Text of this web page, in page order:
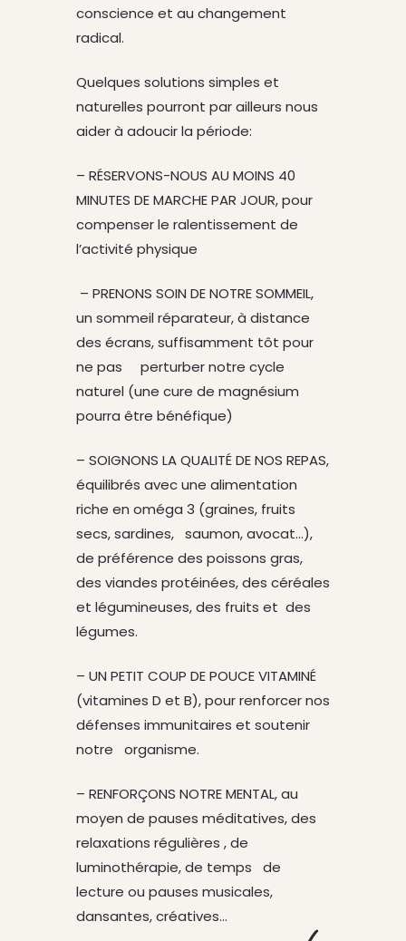
conscience et au changement
radical.
Quelques solutions simples et
naturelles pourront par ailleurs nous
aider à adoucir la période:
– RÉSERVONS-NOUS AU MOINS 40
MINUTES DE MARCHE PAR JOUR, pour
compenser le ralentissement de
l’activité physique
– PRENONS SOIN DE NOTRE SOMMEIL,
un sommeil réparateur, à distance
des écrans, suffisamment tôt pour
ne pas perturber notre cycle
naturel (une cure de magnésium
pourra être bénéfique)
– SOIGNONS LA QUALITÉ DE NOS REPAS,
équilibrés avec une alimentation
riche en oméga 3 (graines, fruits
secs, sardines, saumon, avocat…),
de préférence des poissons gras,
des viandes protéinées, des céréales
et légumineuses, des fruits et des
légumes.
– UN PETIT COUP DE POUCE VITAMINÉ
(vitamines D et B), pour renforcer nos
défenses immunitaires et soutenir
notre organisme.
– RENFORÇONS NOTRE MENTAL, au
moyen de pauses méditatives, des
relaxations régulières , de
luminothérapie, de temps de
lecture ou pauses musicales,
dansantes, créatives…